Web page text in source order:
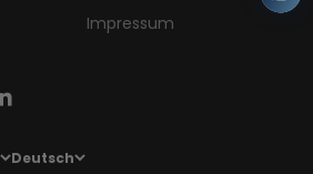
Impressum
Deutsch